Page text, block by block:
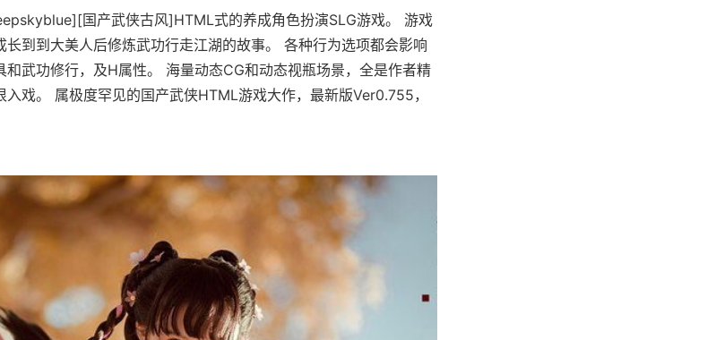
国产武侠古风]HTML式的养成角色扮演SLG游戏。 游戏
到到大美人后修炼武功行走江湖的故事。 各种行为选项都会影响
和武功修行，及H属性。 海量动态CG和动态视瓶场景，全是作者精
戏。 属极度罕见的国产武侠HTML游戏大作，最新版Ver0.755，